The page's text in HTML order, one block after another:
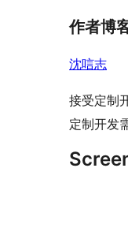
作者博
沈唁志
接受定制
定制开发